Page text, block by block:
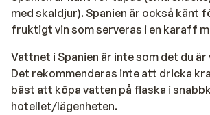
med skaldjur). Spanien är också känt
fruktigt vin som serveras i en karaff
Vattnet i Spanien är inte som det du är
Det rekommenderas inte att dricka
bäst att köpa vatten på flaska i
hotellet/lägenheten.